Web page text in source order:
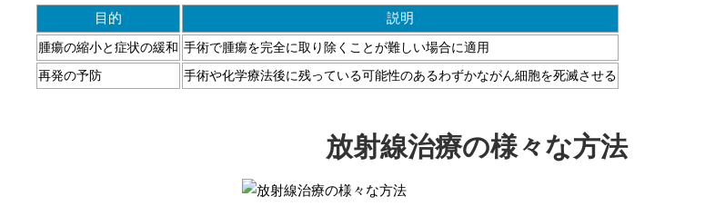
目的 説明
腫瘍の縮小と症状の緩和 手術で腫瘍を完全に取り除くことが難しい場合に適用
再発の予防 手術や化学療法後に残っている可能性のあるわずかながん細胞を死滅させる
放射線治療の様々な方法